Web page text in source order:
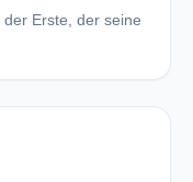
Erste, der seine